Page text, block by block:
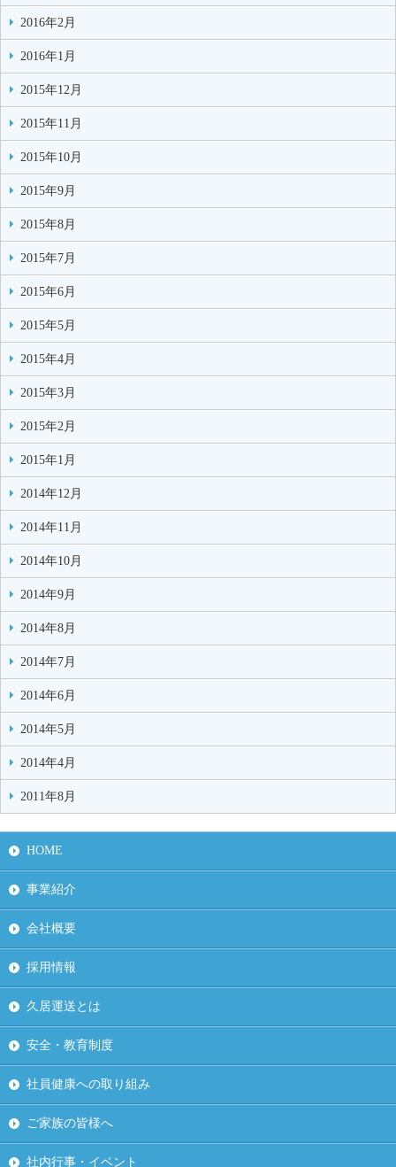
2016年2月
2016年1月
2015年12月
2015年11月
2015年10月
2015年9月
2015年8月
2015年7月
2015年6月
2015年5月
2015年4月
2015年3月
2015年2月
2015年1月
2014年12月
2014年11月
2014年10月
2014年9月
2014年8月
2014年7月
2014年6月
2014年5月
2014年4月
2011年8月
HOME
事業紹介
会社概要
採用情報
久居運送とは
安全・教育制度
社員健康への取り組み
ご家族の皆様へ
社内行事・イベント